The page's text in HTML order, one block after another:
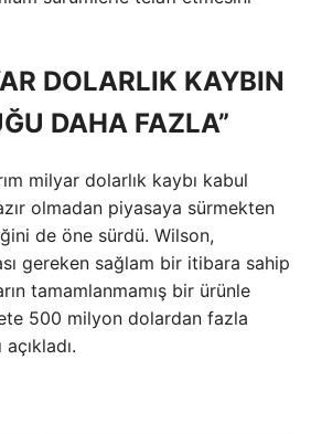
DOLARLIK KAYBIN
DAHA FAZLA”
milyar dolarlık kaybı kabul
olmadan piyasaya sürmekten
de öne sürdü. Wilson,
gereken sağlam bir itibara sahip
tamamlanmamış bir ürünle
500 milyon dolardan fazla